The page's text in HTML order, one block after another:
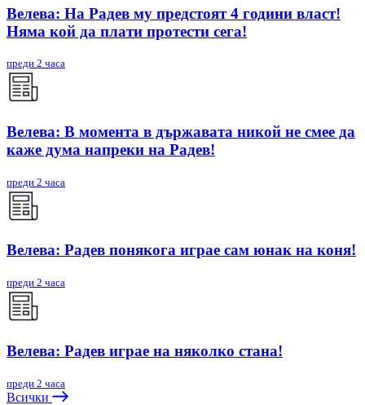
Велева: На Радев му предстоят 4 години власт!
Няма кой да плати протести сега!
преди 2 часа
Велева: В момента в държавата никой не смее да
каже дума напреки на Радев!
преди 2 часа
Велева: Радев понякога играе сам юнак на коня!
преди 2 часа
Велева: Радев играе на няколко стана!
преди 2 часа
Всички